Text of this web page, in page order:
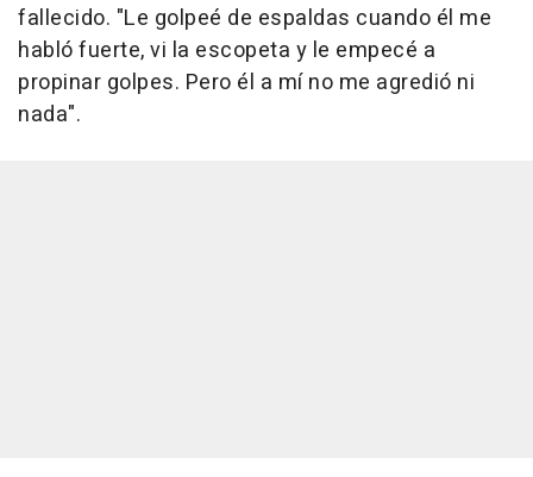
fallecido. "Le golpeé de espaldas cuando él me
habló fuerte, vi la escopeta y le empecé a
propinar golpes. Pero él a mí no me agredió ni
nada".